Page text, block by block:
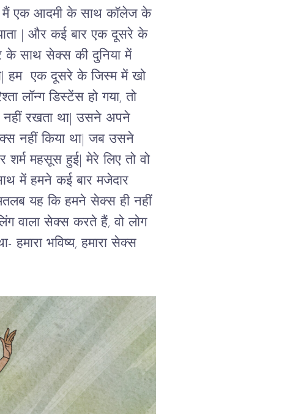
मैं एक आदमी के साथ कॉलेज के
| और कई बार एक दूसरे के
के साथ सेक्स की दुनिया में
हम  एक दूसरे के जिस्म में खो
लॉन्ग डिस्टेंस हो गया, तो
नहीं रखता था| उसने अपने
नहीं किया था| जब उसने
महसूस हुई| मेरे लिए तो वो
में हमने कई बार मजेदार
यह कि हमने सेक्स ही नहीं
वाला सेक्स करते हैं, वो लोग
भविष्य, हमारा सेक्स